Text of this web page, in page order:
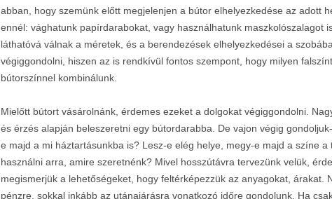
abban, hogy szemünk előtt megjelenjen a bútor elhelyezkedése az adott
ennél: vághatunk papírdarabokat, vagy használhatunk maszkolószalagot
láthatóvá válnak a méretek, és a berendezések elhelyezkedései a
végiggondolni, hiszen az is rendkívül fontos szempont, hogy milyen
bútorszínnel kombinálunk.
Mielőtt bútort vásárolnánk, érdemes ezeket a dolgokat végiggondolni.
és érzés alapján beleszeretni egy bútordarabba. De vajon végig
e majd a mi háztartásunkba is? Lesz-e elég helye, megy-e majd a színe
használni arra, amire szeretnénk? Mivel hosszútávra tervezünk velük,
megismerjük a lehetőségeket, hogy feltérképezzük az anyagokat, árakat.
pénzre, sokkal inkább az utánajárásra vonatkozó időre gondolunk. Ha